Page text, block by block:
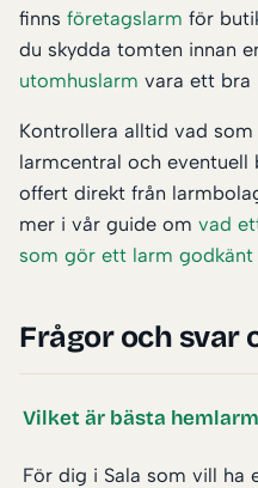
finns företagslarm för
du skydda tomten innan
utomhuslarm vara ett bra
Kontrollera alltid vad
larmcentral och
offert direkt från
mer i vår guide om vad
som gör ett larm godkänt
Frågor och svar
Vilket är bästa
För dig i Sala som vill ha